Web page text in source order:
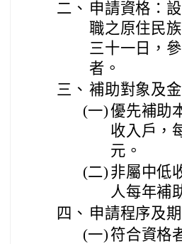
二、 申請資格：
職之原住民
三十一日，
者。
三、 補助對象及金
(一)優先補助
收入戶，
元。
(二) 非屬中低
人每年補
四、 申請程序及期
(一) 符合資格